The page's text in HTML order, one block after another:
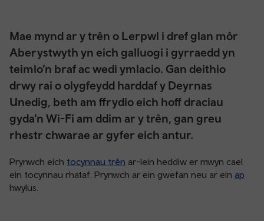
Mae mynd ar y trên o Lerpwl i dref glan môr
Aberystwyth yn eich galluogi i gyrraedd yn
teimlo’n braf ac wedi ymlacio. Gan deithio
drwy rai o olygfeydd harddaf y Deyrnas
Unedig, beth am ffrydio eich hoff draciau
gyda’n Wi-Fi am ddim ar y trên, gan greu
rhestr chwarae ar gyfer eich antur.
Prynwch eich tocynnau trên ar-lein heddiw er mwyn cael
ein tocynnau rhataf. Prynwch ar ein gwefan neu ar ein ap
hwylus.